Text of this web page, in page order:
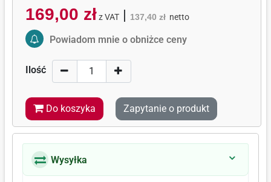
169,00 zł z VAT| 137,40 zł netto
Activate Price Alert
Powiadom mnie o obniżce ceny
Ilość
Do koszyka Zapytanie o produkt
Wysyłka